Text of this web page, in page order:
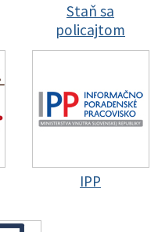
Staň sa
policajtom
IPP